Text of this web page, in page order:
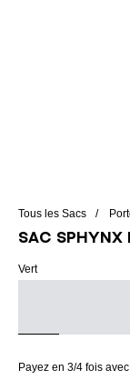
Tous les Sacs
Sac
Vert
Payez en 3/4 fois